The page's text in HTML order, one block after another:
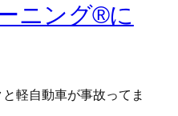
ニング®に
軽自動車が事故ってま